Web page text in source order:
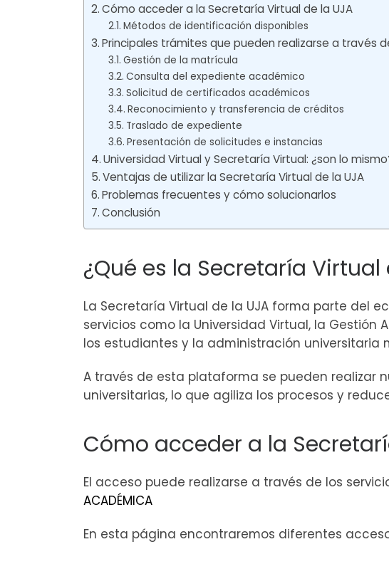
Cómo acceder a la Secretaría Virtual de la UJA
Métodos de identificación disponibles
Principales trámites que pueden realizarse a través
Gestión de la matrícula
Consulta del expediente académico
Solicitud de certificados académicos
Reconocimiento y transferencia de créditos
Traslado de expediente
Presentación de solicitudes e instancias
Universidad Virtual y Secretaría Virtual: ¿son lo
Ventajas de utilizar la Secretaría Virtual de la UJA
Problemas frecuentes y cómo solucionarlos
Conclusión
¿Qué es la Secretaría Virtual
La Secretaría Virtual de la UJA forma parte del
servicios como la Universidad Virtual, la
los estudiantes y la administración
A través de esta plataforma se pueden realizar
universitarias, lo que agiliza los procesos y
Cómo acceder a la
El acceso puede realizarse a través de los
ACADÉMICA
En esta página encontraremos diferentes